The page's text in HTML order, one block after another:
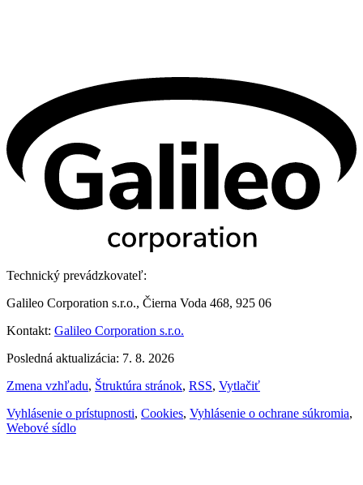
Technický prevádzkovateľ:
Galileo Corporation s.r.o., Čierna Voda 468, 925 06
Kontakt: Galileo Corporation s.r.o.
Posledná aktualizácia: 7. 8. 2026
Zmena vzhľadu, Štruktúra stránok, RSS, Vytlačiť
Vyhlásenie o prístupnosti, Cookies, Vyhlásenie o ochrane súkromia,
Webové sídlo